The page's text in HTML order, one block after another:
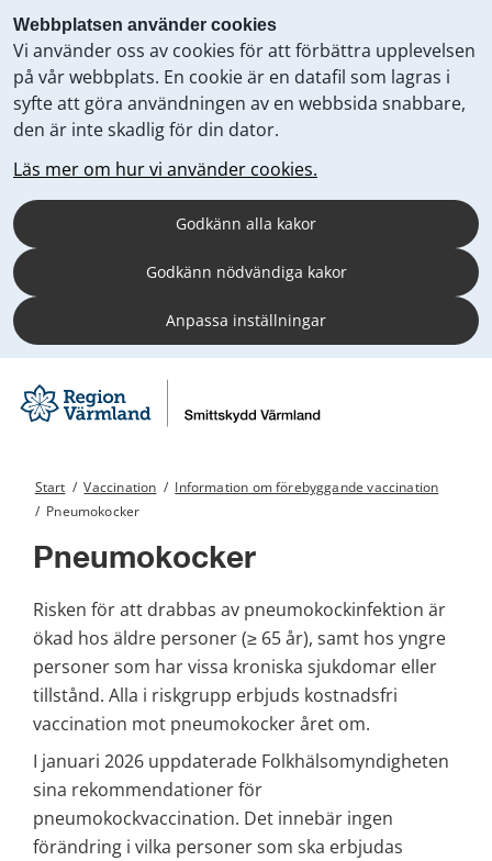
Webbplatsen använder cookies
Vi använder oss av cookies för att förbättra upplevelsen
på vår webbplats. En cookie är en datafil som lagras i
syfte att göra användningen av en webbsida snabbare,
den är inte skadlig för din dator.
Läs mer om hur vi använder cookies.
Godkänn alla kakor
Godkänn nödvändiga kakor
Anpassa inställningar
Start / Vaccination / Information om förebyggande vaccination
/ Pneumokocker
Pneumokocker
Risken för att drabbas av pneumokockinfektion är
ökad hos äldre personer (≥ 65 år), samt hos yngre
personer som har vissa kroniska sjukdomar eller
tillstånd. Alla i riskgrupp erbjuds kostnadsfri
vaccination mot pneumokocker året om.
I januari 2026 uppdaterade Folkhälsomyndigheten
sina rekommendationer för
pneumokockvaccination. Det innebär ingen
förändring i vilka personer som ska erbjudas